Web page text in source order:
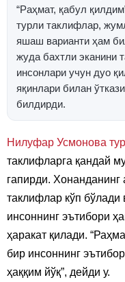
“Раҳмат, қабул
турли таклифлар,
яшаш варианти ҳам
жуда бахтли эканини
инсонлари учун дуо
яқинлари билан
билдирди.
Нилуфар Усмонова
таклифларга қандай
гапирди. Хонанданинг
таклифлар кўп бўлади
инсоннинг эътибори
ҳаракат қилади.
бир инсоннинг
ҳаққим йўқ”, дейди у.